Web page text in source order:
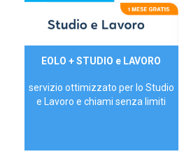
29,90€/mese
EOLO + STUDIO e LAVORO
servizio ottimizzato per lo Studio
e Lavoro e chiami senza limiti